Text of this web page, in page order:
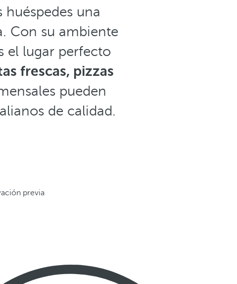
una
Con su ambiente
el lugar perfecto
frescas, pizzas
pueden
de calidad.
previa